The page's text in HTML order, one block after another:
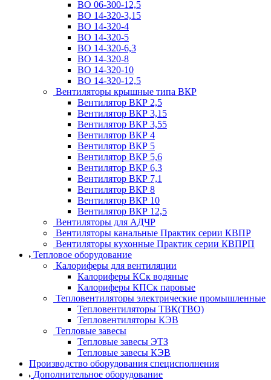
ВО 06-300-12,5
ВО 14-320-3,15
ВО 14-320-4
ВО 14-320-5
ВО 14-320-6,3
ВО 14-320-8
ВО 14-320-10
ВО 14-320-12,5
Вентиляторы крышные типа ВКР
Вентилятор ВКР 2,5
Вентилятор ВКР 3,15
Вентилятор ВКР 3,55
Вентилятор ВКР 4
Вентилятор ВКР 5
Вентилятор ВКР 5,6
Вентилятор ВКР 6,3
Вентилятор ВКР 7,1
Вентилятор ВКР 8
Вентилятор ВКР 10
Вентилятор ВКР 12,5
Вентиляторы для АДЧР
Вентиляторы канальные Практик серии КВПР
Вентиляторы кухонные Практик серии КВПРП
Тепловое оборудование
Калориферы для вентиляции
Калориферы КСк водяные
Калориферы КПСк паровые
Тепловентиляторы электрические промышленные
Тепловентиляторы ТВК(ТВО)
Тепловентиляторы КЭВ
Тепловые завесы
Тепловые завесы ЭТЗ
Тепловые завесы КЭВ
Производство оборудования специсполнения
Дополнительное оборудование